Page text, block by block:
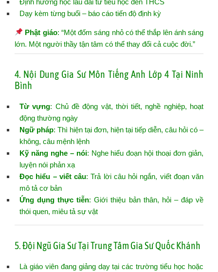
Dạy kèm từng buổi – báo cáo tiến độ định kỳ
Phật giáo: “Một đốm sáng nhỏ có thể thắp lên ánh sáng
lớn. Một người thầy tận tâm có thể thay đổi cả cuộc đời.”
4. Nội Dung Gia Sư Môn Tiếng Anh Lớp 4 Tại Ninh
Bình
Từ vựng: Chủ đề động vật, thời tiết, nghề nghiệp, hoạt
động thường ngày
Ngữ pháp: Thì hiện tại đơn, hiện tại tiếp diễn, câu hỏi có –
không, câu mệnh lệnh
Kỹ năng nghe – nói: Nghe hiểu đoạn hội thoại đơn giản,
luyện nói phản xạ
Đọc hiểu – viết câu: Trả lời câu hỏi ngắn, viết đoạn văn
mô tả cơ bản
Ứng dụng thực tiễn: Giới thiệu bản thân, hỏi – đáp về
thói quen, miêu tả sự vật
5. Đội Ngũ Gia Sư Tại Trung Tâm Gia Sư Quốc Khánh
Là giáo viên đang giảng dạy tại các trường tiểu học hoặc